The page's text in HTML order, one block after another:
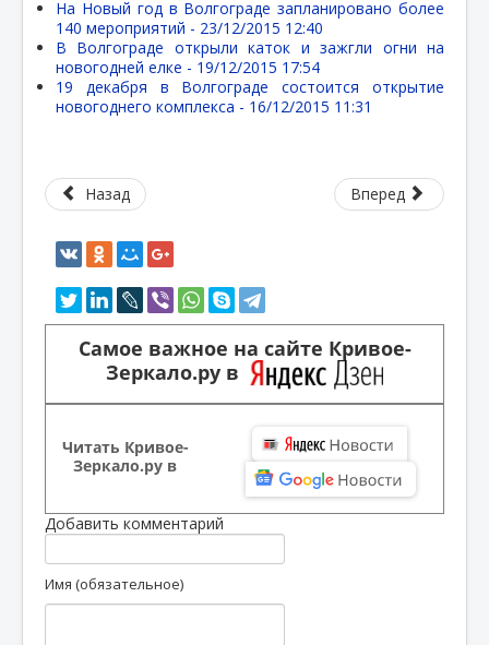
На Новый год в Волгограде запланировано более
140 мероприятий - 23/12/2015 12:40
В Волгограде открыли каток и зажгли огни на
новогодней елке - 19/12/2015 17:54
19 декабря в Волгограде состоится открытие
новогоднего комплекса - 16/12/2015 11:31
Назад Вперед
Самое важное на сайте Кривое-
Зеркало.ру в
Читать Кривое-
Зеркало.ру в
Добавить комментарий
Имя (обязательное)